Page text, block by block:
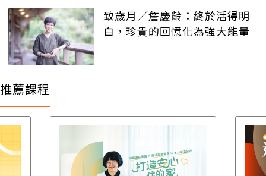
致歲月／詹慶齡：終於活得明
白，珍貴的回憶化為強大能量
推薦課程